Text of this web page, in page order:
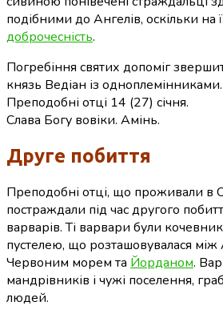
подібними до Ангелів, оскільки на
доброчесність.
Погребіння святих допоміг
князь Ведіан із
Преподобні отці 14 (27) січня.
Слава Богу вовіки. Амінь.
Друге побиття
Преподобні отці, що проживали в
постраждали під час другого
варварів. Ті варвари були
пустелею, що розташовувалася між
Червоним морем та Йорданом.
мандрівників і чужі поселення,
людей.